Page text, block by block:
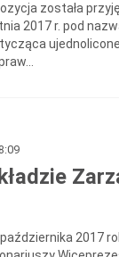
została
2017 r. pod
2017